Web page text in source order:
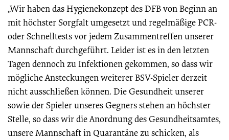
„Wir haben das Hygienekonzept des DFB von Beginn an
mit höchster Sorgfalt umgesetzt und regelmäßige PCR-
oder Schnelltests vor jedem Zusammentreffen unserer
Mannschaft durchgeführt. Leider ist es in den letzten
Tagen dennoch zu Infektionen gekommen, so dass wir
mögliche Ansteckungen weiterer BSV-Spieler derzeit
nicht ausschließen können. Die Gesundheit unserer
sowie der Spieler unseres Gegners stehen an höchster
Stelle, so dass wir die Anordnung des Gesundheitsamtes,
unsere Mannschaft in Quarantäne zu schicken, als